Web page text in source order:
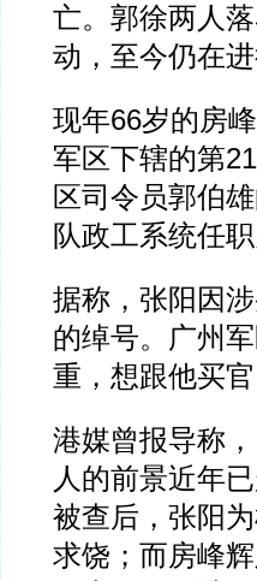
亡。郭徐两人
动，至今仍在进
现年66岁的房
军区下辖的第
区司令员郭伯
队政工系统任
据称，张阳因
的绰号。广州
重，想跟他买
港媒曾报导称
人的前景近年
被查后，张阳
求饶；而房峰